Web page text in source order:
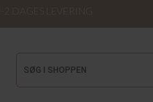
1-2 DAGES LEVERING